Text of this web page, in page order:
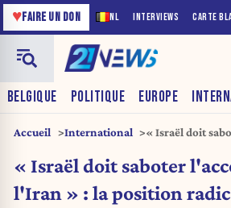
NL INTERVIEWS CARTE
♥FAIRE UN DON
BELGIQUE POLITIQUE EUROPE
Accueil International
« Israël doit
Jerusalmy
« Israël doit saboter
l'Iran » : la position